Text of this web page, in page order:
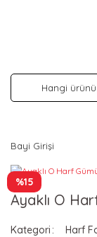
Bayi Girişi
%15
Ayaklı O
Kategori
Harf